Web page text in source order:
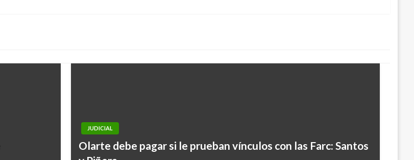
JUDICIAL
Olarte debe pagar si le prueban vínculos con las Farc: Santos
Más de 2 millones de tabletas se han entregado en los